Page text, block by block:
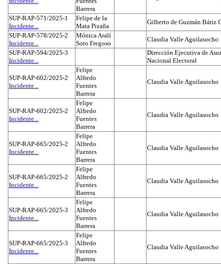
Barrera
SUP-RAP-571/2025-1
Incidente...
Felipe de la
Mata Pizaña
Gilberto de Guzmán Bátiz
SUP-RAP-578/2025-2
Incidente...
Mónica Aralí
Soto Fregoso
Claudia Valle Aguilasocho
SUP-RAP-594/2025-3
Incidente...
Dirección Ejecutiva de
Nacional Electoral
SUP-RAP-602/2025-2
Incidente...
Felipe
Alfredo
Fuentes
Barrera
Claudia Valle Aguilasocho
SUP-RAP-602/2025-2
Incidente...
Felipe
Alfredo
Fuentes
Barrera
Claudia Valle Aguilasocho
SUP-RAP-665/2025-2
Incidente...
Felipe
Alfredo
Fuentes
Barrera
Claudia Valle Aguilasocho
SUP-RAP-665/2025-2
Incidente...
Felipe
Alfredo
Fuentes
Barrera
Claudia Valle Aguilasocho
SUP-RAP-665/2025-3
Incidente...
Felipe
Alfredo
Fuentes
Barrera
Claudia Valle Aguilasocho
SUP-RAP-665/2025-3
Incidente...
Felipe
Alfredo
Fuentes
Barrera
Claudia Valle Aguilasocho